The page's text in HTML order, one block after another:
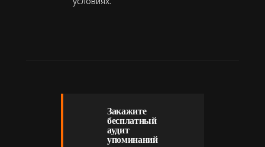
Закажите
бесплатный
аудит
упоминаний